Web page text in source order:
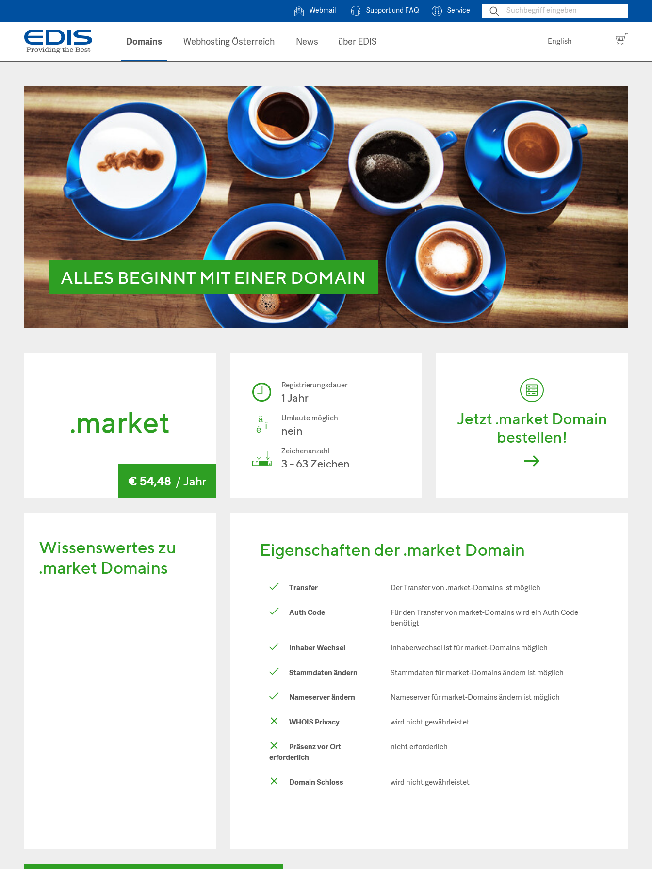
Webmail Support und FAQ Service
Domains Webhosting Österreich News über EDIS English
ALLES BEGINNT MIT EINER DOMAIN
.market
€ 54,48/ Jahr
Registrierungsdauer
1 Jahr
Umlaute möglich
nein
Zeichenanzahl
3 - 63 Zeichen
Jetzt .market Domain
bestellen!
Wissenswertes zu
.market Domains
Eigenschaften der .market Domain
Transfer Der Transfer von .market-Domains ist möglich
Auth Code
Für den Transfer von market-Domains wird ein Auth Code
benötigt
Inhaber Wechsel Inhaberwechsel ist für market-Domains möglich
Stammdaten ändern Stammdaten für market-Domains ändern ist möglich
Nameserver ändern Nameserver für market-Domains ändern ist möglich
WHOIS Privacy wird nicht gewährleistet
Präsenz vor Ort
erforderlich
nicht erforderlich
Domain Schloss wird nicht gewährleistet